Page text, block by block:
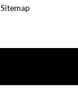
Sitemap